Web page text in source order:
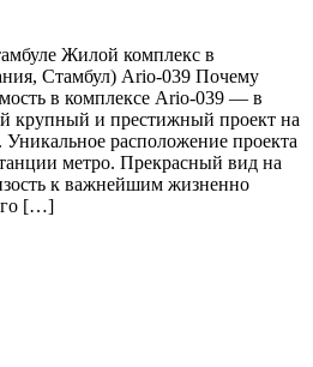
Жилой комплекс в
Стамбул) Ario-039 Почему
в комплексе Ario-039 — в
крупный и престижный проект на
Уникальное расположение проекта
метро. Прекрасный вид на
к важнейшим жизненно
[…]